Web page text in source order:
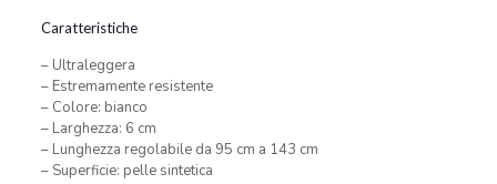
Caratteristiche
– Ultraleggera
– Estremamente resistente
– Colore: bianco
– Larghezza: 6 cm
– Lunghezza regolabile da 95 cm a 143 cm
– Superficie: pelle sintetica